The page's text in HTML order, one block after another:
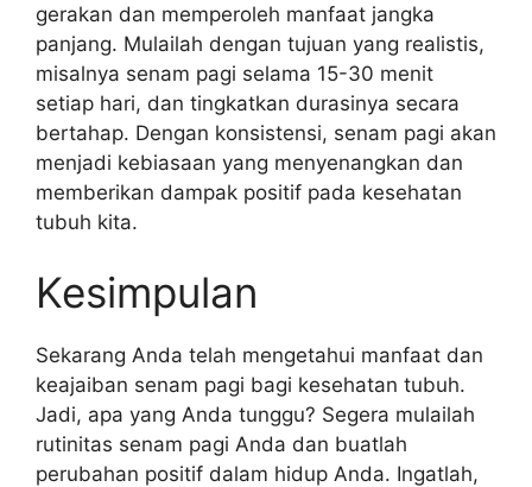
gerakan dan memperoleh manfaat jangka
panjang. Mulailah dengan tujuan yang realistis,
misalnya senam pagi selama 15-30 menit
setiap hari, dan tingkatkan durasinya secara
bertahap. Dengan konsistensi, senam pagi akan
menjadi kebiasaan yang menyenangkan dan
memberikan dampak positif pada kesehatan
tubuh kita.
Kesimpulan
Sekarang Anda telah mengetahui manfaat dan
keajaiban senam pagi bagi kesehatan tubuh.
Jadi, apa yang Anda tunggu? Segera mulailah
rutinitas senam pagi Anda dan buatlah
perubahan positif dalam hidup Anda. Ingatlah,